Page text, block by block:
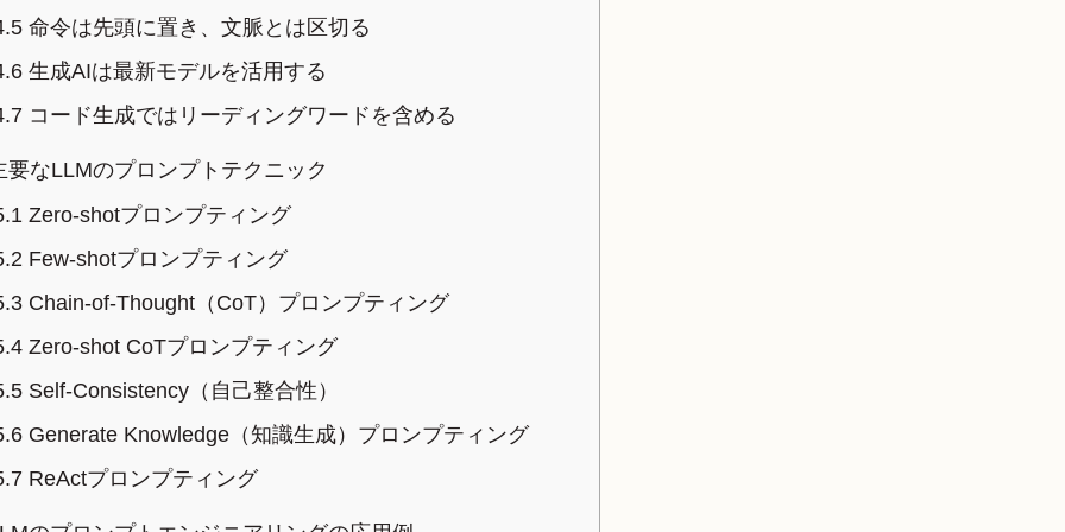
命令は先頭に置き、文脈とは区切る
生成AIは最新モデルを活用する
コード生成ではリーディングワードを含める
なLLMのプロンプトテクニック
Zero-shotプロンプティング
Few-shotプロンプティング
Chain-of-Thought（CoT）プロンプティング
Zero-shot CoTプロンプティング
Self-Consistency（自己整合性）
Generate Knowledge（知識生成）プロンプティング
ReActプロンプティング